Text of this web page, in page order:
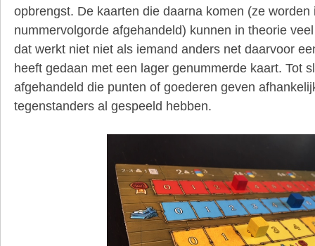
opbrengst. De kaarten die daarna komen (ze
nummervolgorde afgehandeld) kunnen in theorie
dat werkt niet niet als iemand anders net daarvoor
heeft gedaan met een lager genummerde kaart. Tot
afgehandeld die punten of goederen geven
tegenstanders al gespeeld hebben.